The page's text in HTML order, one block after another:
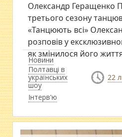
Новини
Полтавці в
українських
шоу
Інтерв'ю
Олександр Геращенко
третього сезону
«Танцюють всі»
розповів у
як змінилося його
22